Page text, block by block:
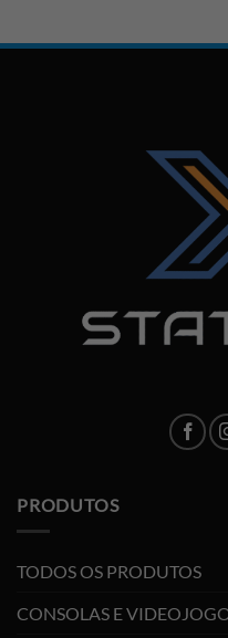
PRODUTOS
TODOS OS PRODUTOS
CONSOLAS E